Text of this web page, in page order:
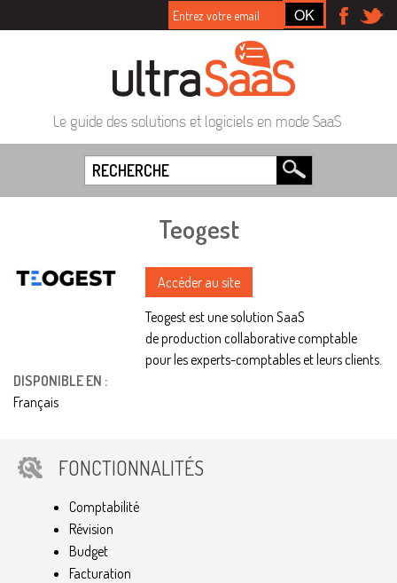
Le guide des solutions et logiciels en mode SaaS
Teogest
Accéder au site
Teogest est une solution SaaS
de production collaborative comptable
pour les experts-comptables et leurs clients.
DISPONIBLE EN :
Français
FONCTIONNALITÉS
Comptabilité
Révision
Budget
Facturation